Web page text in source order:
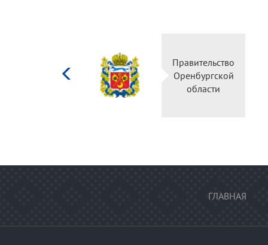
Правительство
Оренбургской
области
ГЛАВНАЯ